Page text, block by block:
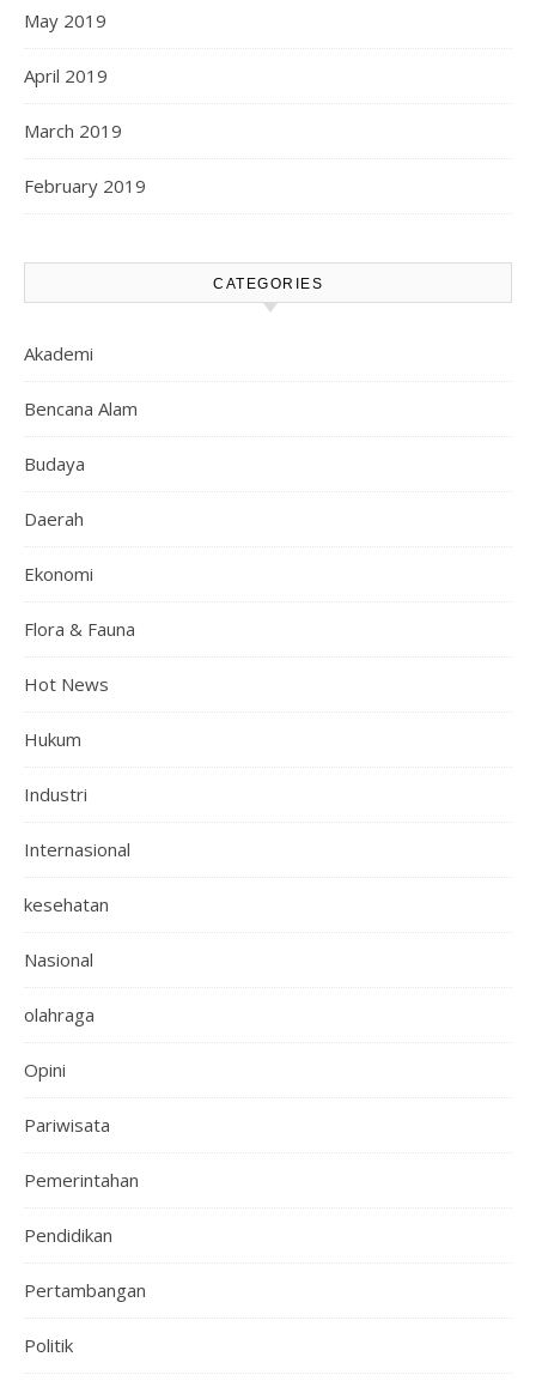
May 2019
April 2019
March 2019
February 2019
CATEGORIES
Akademi
Bencana Alam
Budaya
Daerah
Ekonomi
Flora & Fauna
Hot News
Hukum
Industri
Internasional
kesehatan
Nasional
olahraga
Opini
Pariwisata
Pemerintahan
Pendidikan
Pertambangan
Politik